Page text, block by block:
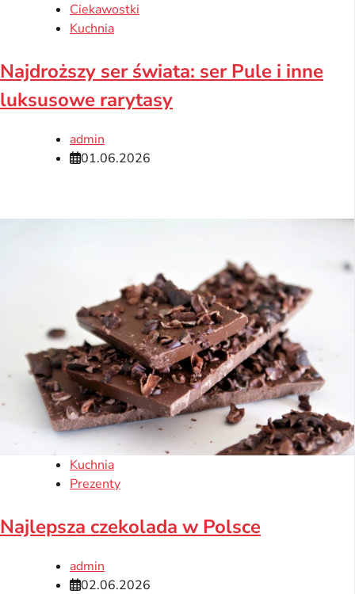
Ciekawostki
Kuchnia
Najdroższy ser świata: ser Pule i inne
luksusowe rarytasy
admin
01.06.2026
Kuchnia
Prezenty
Najlepsza czekolada w Polsce
admin
02.06.2026